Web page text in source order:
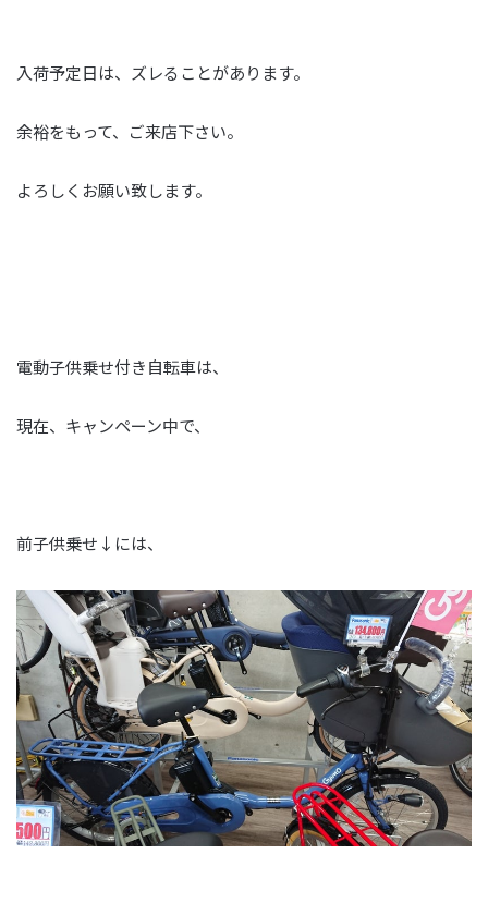
入荷予定日は、ズレることがあります。
余裕をもって、ご来店下さい。
よろしくお願い致します。
電動子供乗せ付き自転車は、
現在、キャンペーン中で、
前子供乗せ↓には、